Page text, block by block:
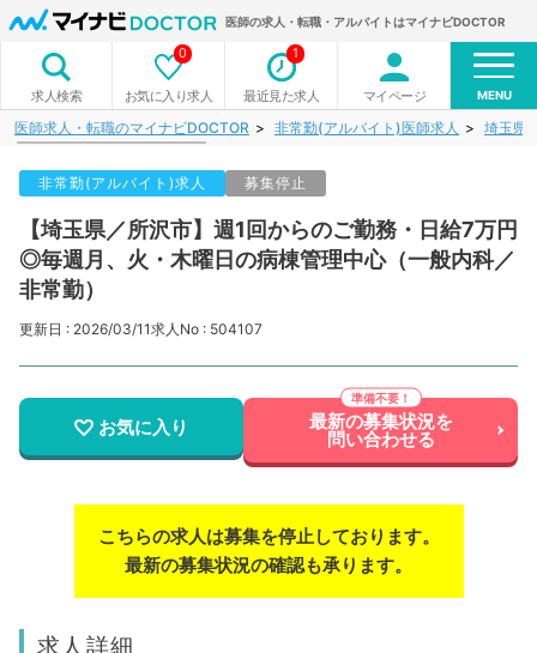
医師の求人・転職・アルバイトはマイナビDOCTOR
求人検索 お気に入り求人
0
最近見た求人
1
マイページ MENU
医師求人・転職のマイナビDOCTOR 非常勤(アルバイト)医師求人 埼玉県
非常勤(アルバイト)求人 募集停止
【埼玉県／所沢市】週1回からのご勤務・日給7万円
◎毎週月、火・木曜日の病棟管理中心（一般内科／
非常勤）
更新日 : 2026/03/11求人No : 504107
お気に入り 最新の募集状況を
問い合わせる
こちらの求人は募集を停止しております。
最新の募集状況の確認も承ります。
求人詳細